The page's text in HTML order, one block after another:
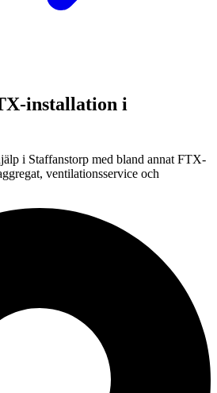
installation i
i Staffanstorp med bland annat FTX-
ventilationsservice och